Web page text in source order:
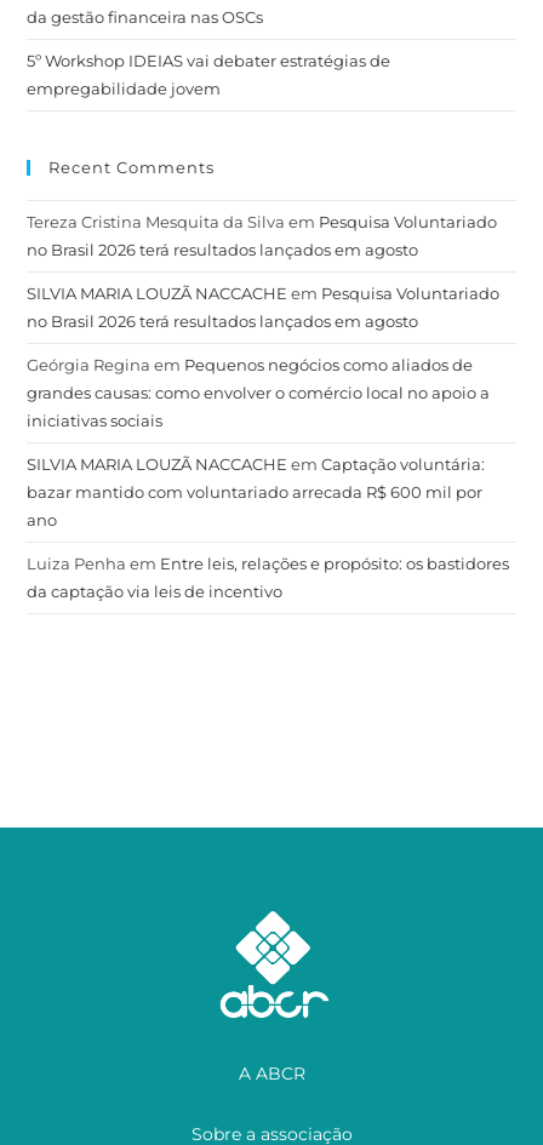
da gestão financeira nas OSCs
5º Workshop IDEIAS vai debater estratégias de
empregabilidade jovem
Recent Comments
Tereza Cristina Mesquita da Silva em Pesquisa Voluntariado
no Brasil 2026 terá resultados lançados em agosto
SILVIA MARIA LOUZÃ NACCACHE em Pesquisa Voluntariado
no Brasil 2026 terá resultados lançados em agosto
Geórgia Regina em Pequenos negócios como aliados de
grandes causas: como envolver o comércio local no apoio a
iniciativas sociais
SILVIA MARIA LOUZÃ NACCACHE emCaptação voluntária:
bazar mantido com voluntariado arrecada R$ 600 mil por
ano
Luiza Penha em Entre leis, relações e propósito: os bastidores
da captação via leis de incentivo
A ABCR
Sobre a associação